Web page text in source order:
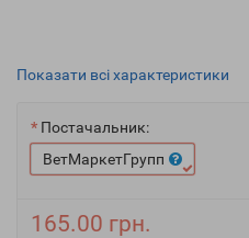
Показати всі характеристики
Постачальник:
ВетМаркетГрупп
165.00 грн.